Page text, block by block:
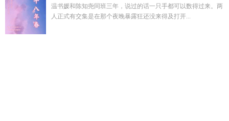
温书媛和陈知尧同班三年，说过的话一只手都可以数得过来。两
人正式有交集是在那个夜晚暴露狂还没来得及打开...